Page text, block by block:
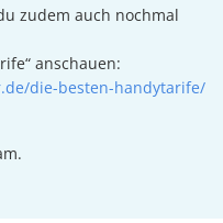
zudem auch nochmal
anschauen:
die-besten-handytarife/